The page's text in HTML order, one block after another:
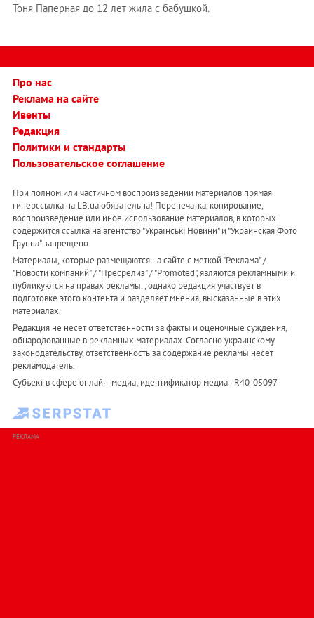
Тоня Паперная до 12 лет жила с бабушкой.
Про нас
Реклама на сайте
Ивенты
Редакция
Политики и стандарты
Пользовательское соглашение
При полном или частичном воспроизведении материалов прямая
гиперссылка на LB.ua обязательна! Перепечатка, копирование,
воспроизведение или иное использование материалов, в которых
содержится ссылка на агентство "Українськi Новини" и "Украинская Фото
Группа" запрещено.
Материалы, которые размещаются на сайте с меткой "Реклама" /
"Новости компаний" / "Пресрелиз" / "Promoted", являются рекламными и
публикуются на правах рекламы. , однако редакция участвует в
подготовке этого контента и разделяет мнения, высказанные в этих
материалах.
Редакция не несет ответственности за факты и оценочные суждения,
обнародованные в рекламных материалах. Согласно украинскому
законодательству, ответственность за содержание рекламы несет
рекламодатель.
Субъект в сфере онлайн-медиа; идентификатор медиа - R40-05097
РЕКЛАМА